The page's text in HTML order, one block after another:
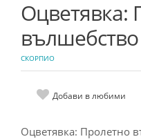
Оцветявка:
вълшебство
СКОРПИО
Добави в любими
Оцветявка: Пролетно